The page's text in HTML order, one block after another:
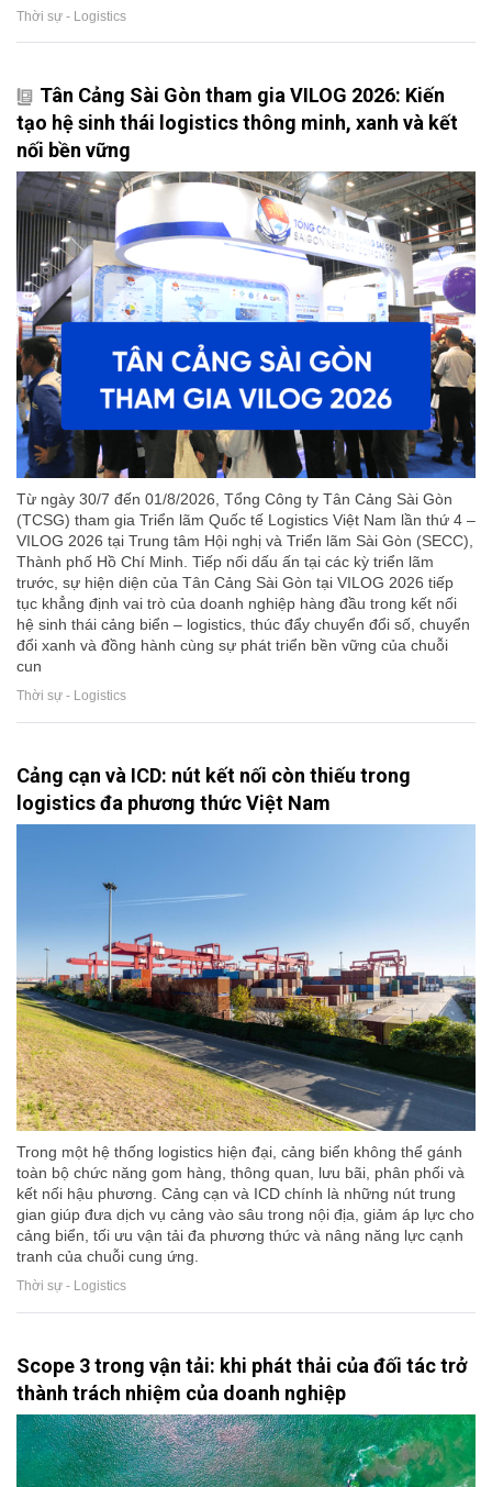
Thời sự - Logistics
Tân Cảng Sài Gòn tham gia VILOG 2026: Kiến
tạo hệ sinh thái logistics thông minh, xanh và kết
nối bền vững
Từ ngày 30/7 đến 01/8/2026, Tổng Công ty Tân Cảng Sài Gòn
(TCSG) tham gia Triển lãm Quốc tế Logistics Việt Nam lần thứ 4 –
VILOG 2026 tại Trung tâm Hội nghị và Triển lãm Sài Gòn (SECC),
Thành phố Hồ Chí Minh. Tiếp nối dấu ấn tại các kỳ triển lãm
trước, sự hiện diện của Tân Cảng Sài Gòn tại VILOG 2026 tiếp
tục khẳng định vai trò của doanh nghiệp hàng đầu trong kết nối
hệ sinh thái cảng biển – logistics, thúc đẩy chuyển đổi số, chuyển
đổi xanh và đồng hành cùng sự phát triển bền vững của chuỗi
cun
Thời sự - Logistics
Cảng cạn và ICD: nút kết nối còn thiếu trong
logistics đa phương thức Việt Nam
Trong một hệ thống logistics hiện đại, cảng biển không thể gánh
toàn bộ chức năng gom hàng, thông quan, lưu bãi, phân phối và
kết nối hậu phương. Cảng cạn và ICD chính là những nút trung
gian giúp đưa dịch vụ cảng vào sâu trong nội địa, giảm áp lực cho
cảng biển, tối ưu vận tải đa phương thức và nâng năng lực cạnh
tranh của chuỗi cung ứng.
Thời sự - Logistics
Scope 3 trong vận tải: khi phát thải của đối tác trở
thành trách nhiệm của doanh nghiệp